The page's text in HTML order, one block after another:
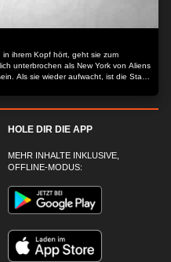
in ihrem Kopf hört, geht sie zum
unterbrochen als New York von Aliens
Als sie wieder aufwacht, ist die Stadt
HOLE DIR DIE APP
MEHR INHALTE INKLUSIVE,
OFFLINE-MODUS: